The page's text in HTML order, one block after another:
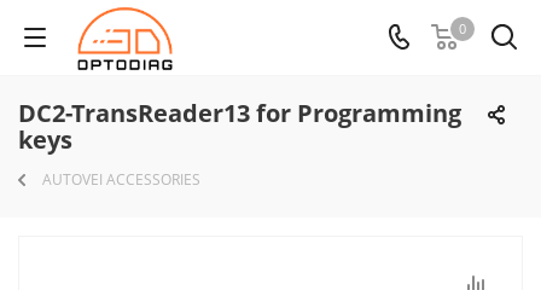
0
DC2-TransReader13 for Programming
keys
AUTOVEI ACCESSORIES